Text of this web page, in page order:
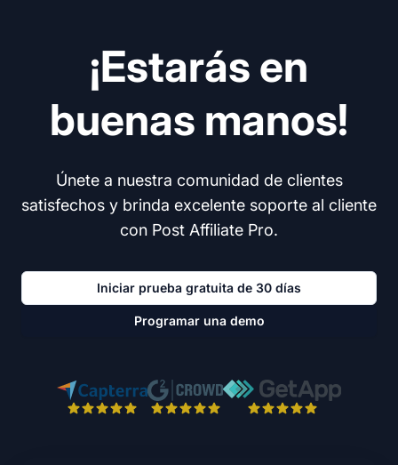
¡Estarás en
buenas manos!
Únete a nuestra comunidad de clientes
satisfechos y brinda excelente soporte al cliente
con Post Affiliate Pro.
Iniciar prueba gratuita de 30 días
Programar una demo